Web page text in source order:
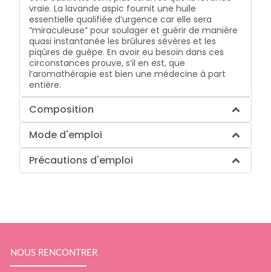
vraie. La lavande aspic fournit une huile
essentielle qualifiée d’urgence car elle sera
“miraculeuse” pour soulager et guérir de manière
quasi instantanée les brûlures sévères et les
piqûres de guêpe. En avoir eu besoin dans ces
circonstances prouve, s’il en est, que
l’aromathérapie est bien une médecine à part
entière.
Composition
Mode d'emploi
Précautions d'emploi
NOUS RENCONTRER